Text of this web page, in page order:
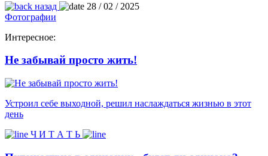
назад
28 / 02 / 2025
Фотографии
Интересное:
Не забывай просто жить!
Устроил себе выходной, решил наслаждаться жизнью в этот
день
Ч И Т А Т Ь